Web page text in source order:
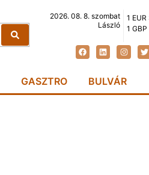
2026. 08. 8. szombat
László
1
1
GASZTRO BULVÁR